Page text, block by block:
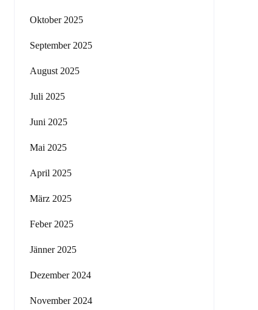
Oktober 2025
September 2025
August 2025
Juli 2025
Juni 2025
Mai 2025
April 2025
März 2025
Feber 2025
Jänner 2025
Dezember 2024
November 2024